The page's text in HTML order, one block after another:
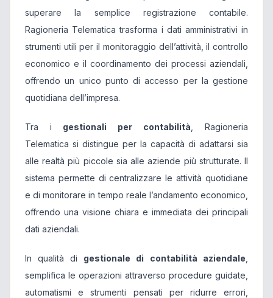
superare la semplice registrazione contabile.
Ragioneria Telematica trasforma i dati amministrativi in
strumenti utili per il monitoraggio dell’attività, il controllo
economico e il coordinamento dei processi aziendali,
offrendo un unico punto di accesso per la gestione
quotidiana dell’impresa.
Tra i gestionali per contabilità , Ragioneria
Telematica si distingue per la capacità di adattarsi sia
alle realtà più piccole sia alle aziende più strutturate. Il
sistema permette di centralizzare le attività quotidiane
e di monitorare in tempo reale l’andamento economico,
offrendo una visione chiara e immediata dei principali
dati aziendali.
In qualità di gestionale di contabilità aziendale
semplifica le operazioni attraverso procedure guidate,
automatismi e strumenti pensati per ridurre errori,